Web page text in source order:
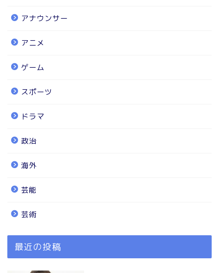
アナウンサー
アニメ
ゲーム
スポーツ
ドラマ
政治
海外
芸能
芸術
最近の投稿